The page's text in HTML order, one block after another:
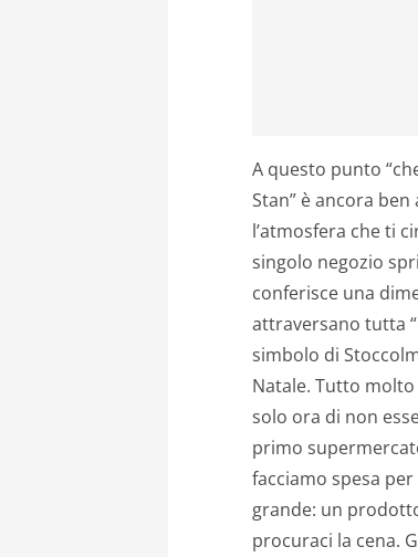
A questo punto
Stan” è ancora
l’atmosfera che ti
singolo negozio
conferisce una
attraversano tutta
simbolo di
Natale. Tutto
solo ora di non
primo
facciamo spesa
grande: un
procuraci la cena.